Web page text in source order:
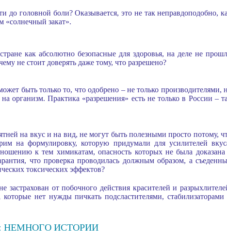
головной боли? Оказывается, это не так неправдоподобно,
«солнечный закат».
как абсолютно безопасные для здоровья, на деле не
не стоит доверять даже тому, что разрешено?
быть только то, что одобрено – не только производителями,
организм. Практика «разрешения» есть не только в России –
на вкус и на вид, не могут быть полезными просто потому,
на формулировку, которую придумали для усилителей
к тем химикатам, опасность которых не была доказана
что проверка проводилась должным образом, а
токсических эффектов?
застрахован от побочного действия красителей и
нет нужды пичкать подсластителями, стабилизаторами
НЕМНОГО ИСТОРИИ